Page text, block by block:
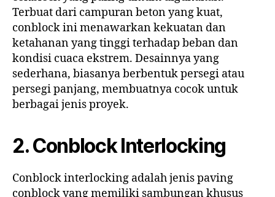
Terbuat dari campuran beton yang kuat,
conblock ini menawarkan kekuatan dan
ketahanan yang tinggi terhadap beban dan
kondisi cuaca ekstrem. Desainnya yang
sederhana, biasanya berbentuk persegi atau
persegi panjang, membuatnya cocok untuk
berbagai jenis proyek.
2. Conblock Interlocking
Conblock interlocking adalah jenis paving
conblock yang memiliki sambungan khusus